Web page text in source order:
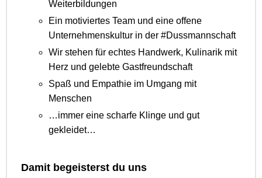
Weiterbildungen
Ein motiviertes Team und eine offene
Unternehmenskultur in der #Dussmannschaft
Wir stehen für echtes Handwerk, Kulinarik mit
Herz und gelebte Gastfreundschaft
Spaß und Empathie im Umgang mit
Menschen
…immer eine scharfe Klinge und gut
gekleidet…
Damit begeisterst du uns